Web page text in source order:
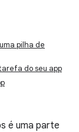
pilha de
do seu app
é uma parte